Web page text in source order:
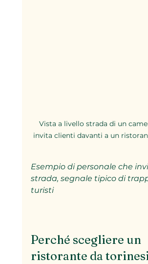
Vista a livello strada di un
invita clienti davanti a un
Esempio di personale che
strada, segnale tipico di
turisti
Perché scegliere un
ristorante da